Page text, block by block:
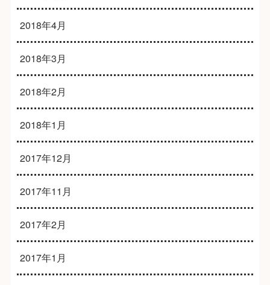
2018年4月
2018年3月
2018年2月
2018年1月
2017年12月
2017年11月
2017年2月
2017年1月